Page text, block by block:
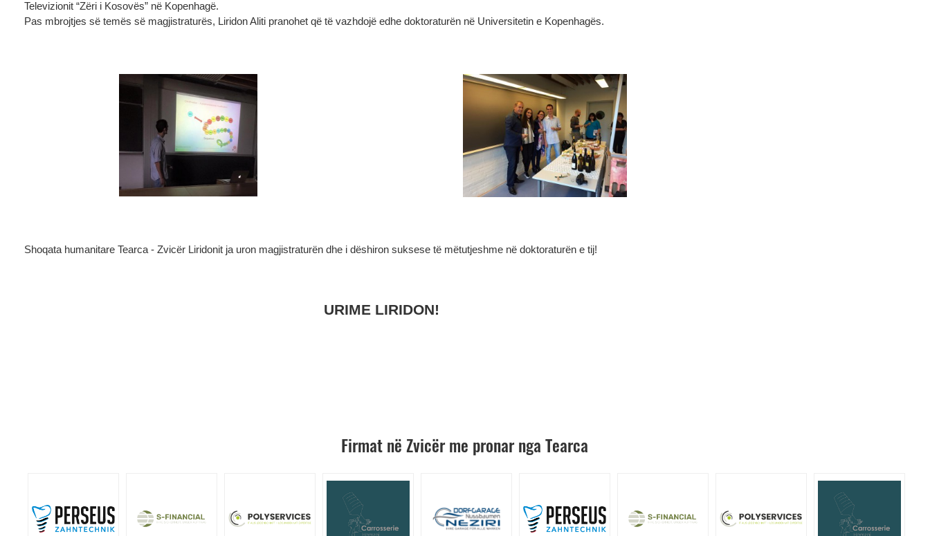
Televizionit “Zëri i Kosovës” në Kopenhagë.
Pas mbrojtjes së temës së magjistraturës, Liridon Aliti pranohet që të vazhdojë edhe doktoraturën në Universitetin e Kopenhagës.
Shoqata humanitare Tearca - Zvicër Liridonit ja uron magjistraturën dhe i dëshiron suksese të mëtutjeshme në doktoraturën e tij!
URIME LIRIDON!
Firmat në Zvicër me pronar nga Tearca